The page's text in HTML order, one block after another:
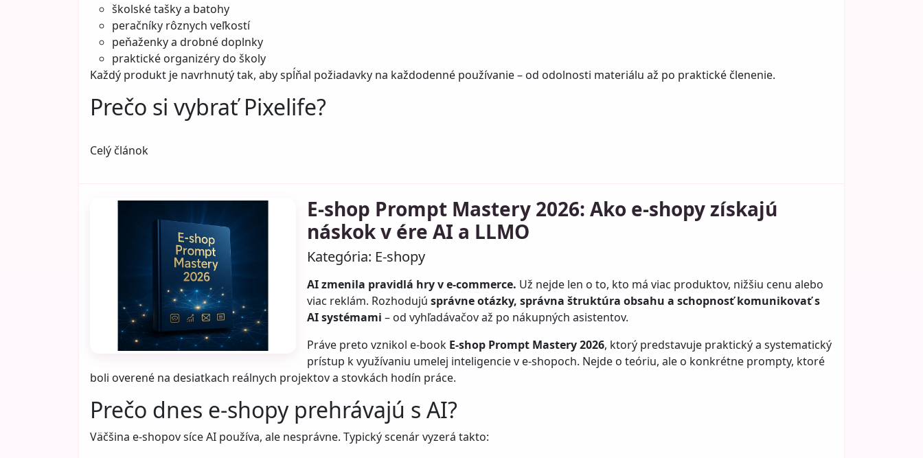
školské tašky a batohy
peračníky rôznych veľkostí
peňaženky a drobné doplnky
praktické organizéry do školy
Každý produkt je navrhnutý tak, aby spĺňal požiadavky na každodenné používanie – od odolnosti materiálu až po praktické členenie.
Prečo si vybrať Pixelife?
Celý článok
E-shop Prompt Mastery 2026: Ako e-shopy získajú
náskok v ére AI a LLMO
Kategória: E-shopy
AI zmenila pravidlá hry v e-commerce. Už nejde len o to, kto má viac produktov, nižšiu cenu alebo
viac reklám. Rozhodujú správne otázky, správna štruktúra obsahu a schopnosť komunikovať s
AI systémami – od vyhľadávačov až po nákupných asistentov.
Práve preto vznikol e-book E-shop Prompt Mastery 2026, ktorý predstavuje praktický a systematický
prístup k využívaniu umelej inteligencie v e-shopoch. Nejde o teóriu, ale o konkrétne prompty, ktoré
boli overené na desiatkach reálnych projektov a stovkách hodín práce.
Prečo dnes e-shopy prehrávajú s AI?
Väčšina e-shopov síce AI používa, ale nesprávne. Typický scenár vyzerá takto: